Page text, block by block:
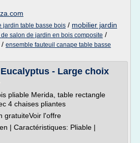
jardin table basse bois / mobilier jardin
salon de jardin en bois composite /
/ ensemble fauteuil canape table basse
- Large choix
pliable Merida, table rectangle
4 chaises pliantes
gratuiteVoir l'offre
| Caractéristiques: Pliable |